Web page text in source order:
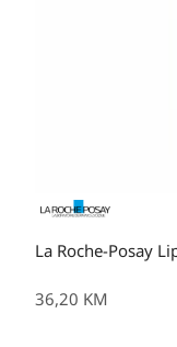
La Roche-Posay
36,20 KM